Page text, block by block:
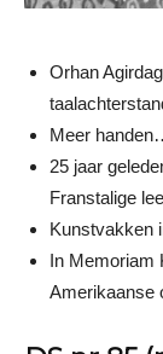
Orhan
Meer
25 jaar
Franstalige
Kunstvakken
In Memoriam
Amerikaanse